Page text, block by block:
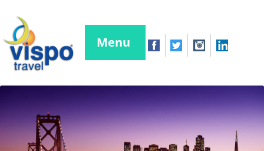
Menu